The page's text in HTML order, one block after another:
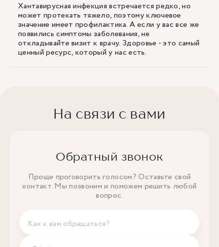
Хантавирусная инфекция встречается редко, но
может протекать тяжело, поэтому ключевое
значение имеет профилактика. А если у вас все же
появились симптомы заболевания, не
откладывайте визит к врачу. Здоровье - это самый
ценный ресурс, который у нас есть.
На связи с вами
Обратный звонок
Проще проговорить голосом? Оставьте свой
контакт. Мы позвоним и поможем решить любой
вопрос.